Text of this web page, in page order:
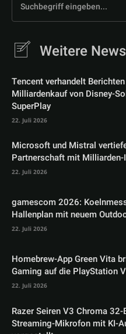
Suchbegriff eingeben...
Weitere News
Tencent verhandelt
Milliardenkauf von Disney-
SuperPlay
22. Juli 2026
Microsoft und Mistral
Partnerschaft mit
22. Juli 2026
gamescom 2026:
Hallenplan mit neuem
22. Juli 2026
Homebrew-App Green Vita
Gaming auf die PlayStation
22. Juli 2026
Razer Seiren V3 Chroma
Streaming-Mikrofon mit KI-